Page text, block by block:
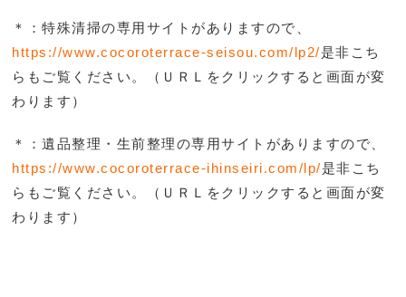
＊：特殊清掃の専用サイトがありますので、
https://www.cocoroterrace-seisou.com/lp2/是非こち
らもご覧ください。（ＵＲＬをクリックすると画面が変
わります）
＊：遺品整理・生前整理の専用サイトがありますので、
https://www.cocoroterrace-ihinseiri.com/lp/是非こち
らもご覧ください。（ＵＲＬをクリックすると画面が変
わります）